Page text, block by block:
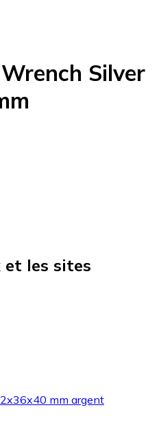
Silver
les sites
mm argent